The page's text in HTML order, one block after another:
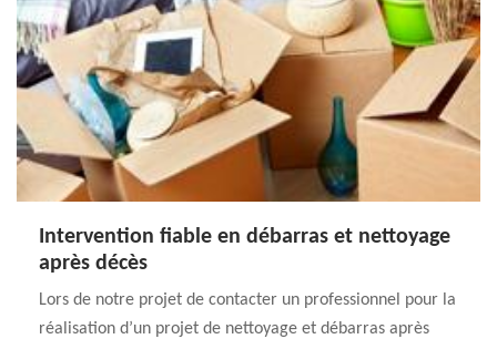
Intervention fiable en débarras et nettoyage
après décès
Lors de notre projet de contacter un professionnel pour la
réalisation d’un projet de nettoyage et débarras après